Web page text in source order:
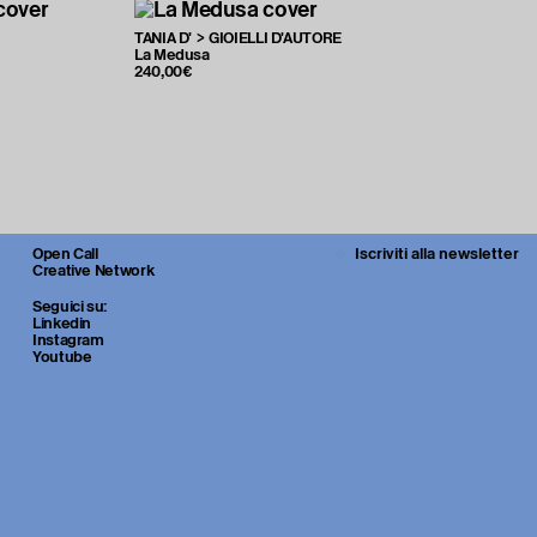
TANIA D' > GIOIELLI D'AUTORE
La Medusa
240,00€
Open Call
Creative Network
Seguici su:
Linkedin
Instagram
Youtube
Iscriviti alla newsletter